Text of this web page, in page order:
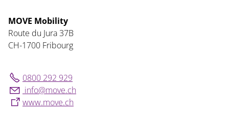
MOVE Mobility
Route du Jura 37B
CH-1700 Fribourg
0800 292 929
nf
m v
ch
www.move.ch